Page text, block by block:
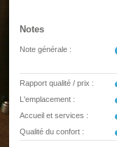
Notes
Note générale :
Rapport qualité / prix :
L'emplacement :
Accueil et services :
Qualité du confort :